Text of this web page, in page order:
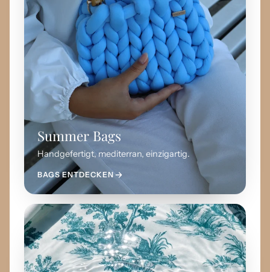
Summer Bags
Handgefertigt, mediterran, einzigartig.
BAGS ENTDECKEN